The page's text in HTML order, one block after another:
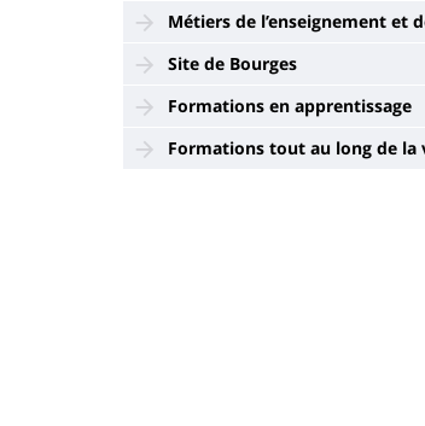
Métiers de l’enseignement et
Site de Bourges
Formations en apprentissage
Formations tout au long de la